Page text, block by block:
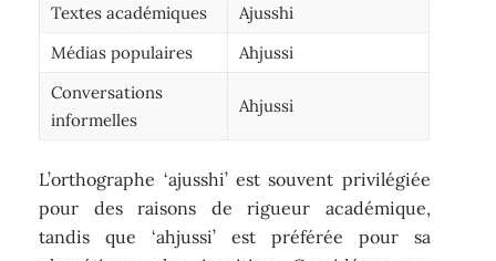
Textes académiques
Ajusshi
Médias populaires
Ahjussi
Conversations
informelles
Ahjussi
L’orthographe ‘ajusshi’ est souvent privilégiée
pour des raisons de rigueur académique,
tandis que ‘ahjussi’ est préférée pour sa